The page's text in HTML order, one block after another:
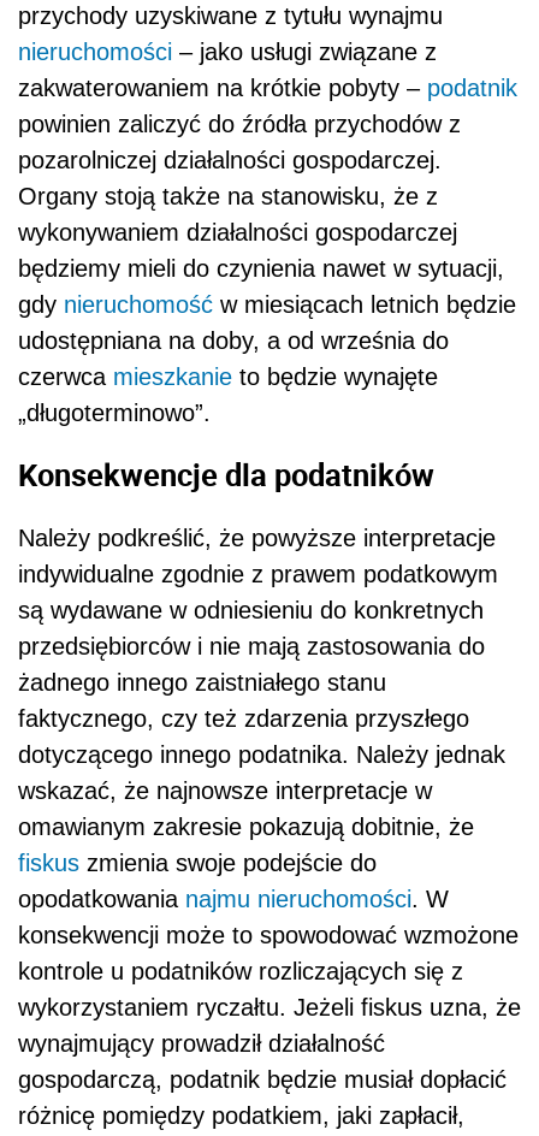
przychody uzyskiwane z tytułu wynajmu
nieruchomości – jako usługi związane z
zakwaterowaniem na krótkie pobyty – podatnik
powinien zaliczyć do źródła przychodów z
pozarolniczej działalności gospodarczej.
Organy stoją także na stanowisku, że z
wykonywaniem działalności gospodarczej
będziemy mieli do czynienia nawet w sytuacji,
gdy nieruchomość w miesiącach letnich będzie
udostępniana na doby, a od września do
czerwca mieszkanie to będzie wynajęte
„długoterminowo”.
Konsekwencje dla podatników
Należy podkreślić, że powyższe interpretacje
indywidualne zgodnie z prawem podatkowym
są wydawane w odniesieniu do konkretnych
przedsiębiorców i nie mają zastosowania do
żadnego innego zaistniałego stanu
faktycznego, czy też zdarzenia przyszłego
dotyczącego innego podatnika. Należy jednak
wskazać, że najnowsze interpretacje w
omawianym zakresie pokazują dobitnie, że
fiskus zmienia swoje podejście do
opodatkowania najmu nieruchomości. W
konsekwencji może to spowodować wzmożone
kontrole u podatników rozliczających się z
wykorzystaniem ryczałtu. Jeżeli fiskus uzna, że
wynajmujący prowadził działalność
gospodarczą, podatnik będzie musiał dopłacić
różnicę pomiędzy podatkiem, jaki zapłacił,